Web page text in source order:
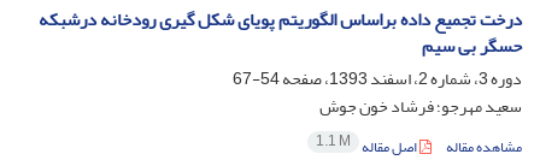
درخت تجمیع داده براساس الگوریتم پویای شکل گیری رودخانه درشبکه
حسگر بی سیم
دوره 3، شماره 2، اسفند 1393، صفحه
54-67
سعید مهرجو؛ فرشاد خون جوش
مشاهده مقاله اصل مقاله 1.1 M